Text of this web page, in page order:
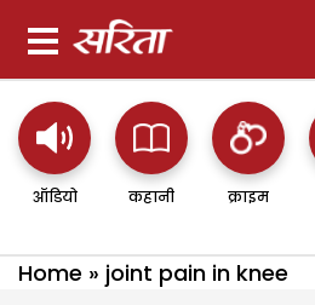
ऑडियो कहानी क्राइम
Home » joint pain in knee